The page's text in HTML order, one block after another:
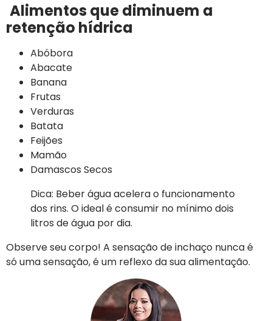
Alimentos que diminuem a
retenção hídrica
Abóbora
Abacate
Banana
Frutas
Verduras
Batata
Feijões
Mamão
Damascos Secos
Dica: Beber água acelera o funcionamento
dos rins. O ideal é consumir no mínimo dois
litros de água por dia.
Observe seu corpo! A sensação de inchaço nunca é
só uma sensação, é um reflexo da sua alimentação.